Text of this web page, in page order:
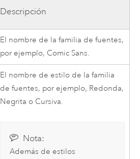
Descripción
El nombre de la familia de fuentes,
por ejemplo, Comic Sans.
El nombre de estilo de la familia
de fuentes, por ejemplo, Redonda,
Negrita o Cursiva.
Nota:
Además de estilos